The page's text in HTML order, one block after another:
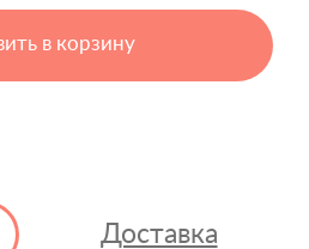
в корзину
Доставка